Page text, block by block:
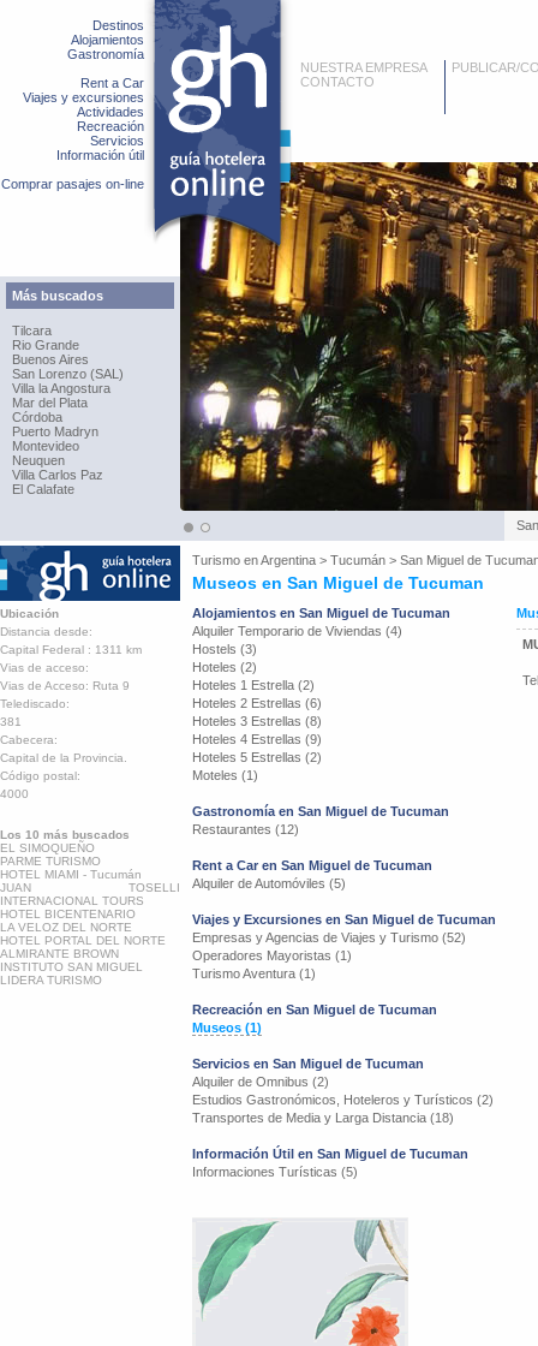
Destinos
Alojamientos
Gastronomía
Rent a Car
Viajes y excursiones
Actividades
Recreación
Servicios
Información útil
Comprar pasajes on-line
Más buscados
Tilcara
Rio Grande
Buenos Aires
San Lorenzo (SAL)
Villa la Angostura
Mar del Plata
Córdoba
Puerto Madryn
Montevideo
Neuquen
Villa Carlos Paz
El Calafate
NUESTRA EMPRESA
CONTACTO
PUBLICAR/
Turismo enArgentina > Tucumán > San Miguel de
Museos en San Miguel de Tucuman
Ubicación
Distancia desde:
Capital Federal : 1311 km
Vias de acceso:
Vias de Acceso: Ruta 9
Telediscado:
381
Cabecera:
Capital de la Provincia.
Código postal:
4000
Los 10 más buscados
EL SIMOQUEÑO
PARME TURISMO
HOTEL MIAMI - Tucumán
JUAN TOSELLI
INTERNACIONAL TOURS
HOTEL BICENTENARIO
LA VELOZ DEL NORTE
HOTEL PORTAL DEL NORTE
ALMIRANTE BROWN
INSTITUTO SAN MIGUEL
LIDERA TURISMO
Alojamientos en San Miguel de Tucuman
Alquiler Temporario de Viviendas (4)
Hostels (3)
Hoteles (2)
Hoteles 1 Estrella (2)
Hoteles 2 Estrellas (6)
Hoteles 3 Estrellas (8)
Hoteles 4 Estrellas (9)
Hoteles 5 Estrellas (2)
Moteles (1)
Gastronomía en San Miguel de Tucuman
Restaurantes (12)
Rent a Car en San Miguel de Tucuman
Alquiler de Automóviles (5)
Viajes y Excursiones en San Miguel de Tucuman
Empresas y Agencias de Viajes y Turismo (52)
Operadores Mayoristas (1)
Turismo Aventura (1)
Recreación en San Miguel de Tucuman
Museos (1)
Servicios en San Miguel de Tucuman
Alquiler de Omnibus (2)
Estudios Gastronómicos, Hoteleros y Turísticos (2)
Transportes de Media y Larga Distancia (18)
Información Útil en San Miguel de Tucuman
Informaciones Turísticas (5)